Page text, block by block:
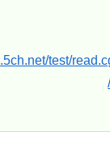
test/